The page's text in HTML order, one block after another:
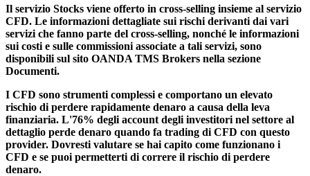
Il servizio Stocks viene offerto in cross-selling insieme al servizio
CFD. Le informazioni dettagliate sui rischi derivanti dai vari
servizi che fanno parte del cross-selling, nonché le informazioni
sui costi e sulle commissioni associate a tali servizi, sono
disponibili sul sito OANDA TMS Brokers nella sezione
Documenti.
I CFD sono strumenti complessi e comportano un elevato
rischio di perdere rapidamente denaro a causa della leva
finanziaria. L'76% degli account degli investitori nel settore al
dettaglio perde denaro quando fa trading di CFD con questo
provider. Dovresti valutare se hai capito come funzionano i
CFD e se puoi permetterti di correre il rischio di perdere
denaro.